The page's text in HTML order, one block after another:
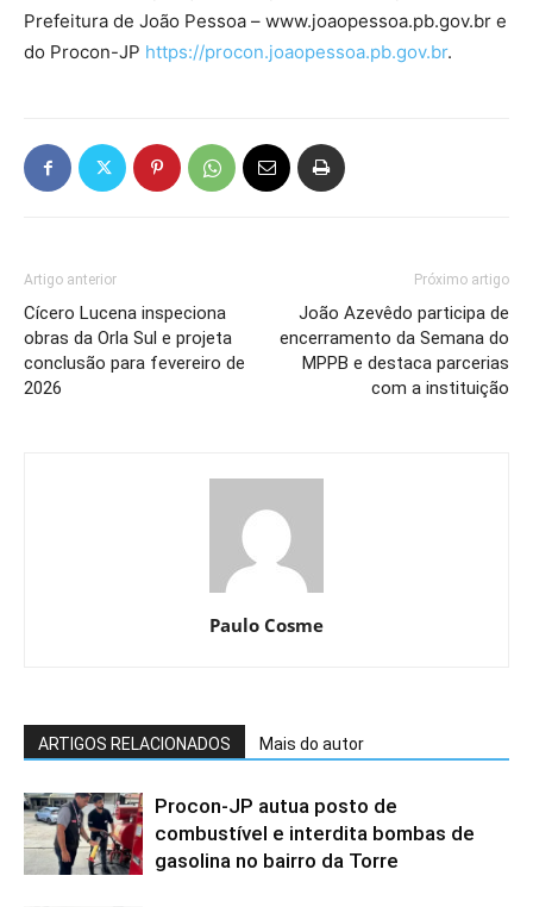
Prefeitura de João Pessoa – www.joaopessoa.pb.gov.br e
do Procon-JP https://procon.joaopessoa.pb.gov.br.
Artigo anterior
Cícero Lucena inspeciona
obras da Orla Sul e projeta
conclusão para fevereiro de
2026
Próximo artigo
João Azevêdo participa de
encerramento da Semana do
MPPB e destaca parcerias
com a instituição
Paulo Cosme
ARTIGOS RELACIONADOS Mais do autor
Procon-JP autua posto de
combustível e interdita bombas de
gasolina no bairro da Torre